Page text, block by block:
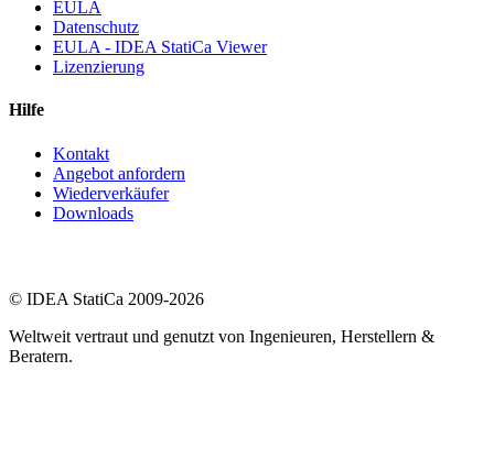
EULA
Datenschutz
EULA - IDEA StatiCa Viewer
Lizenzierung
Hilfe
Kontakt
Angebot anfordern
Wiederverkäufer
Downloads
© IDEA StatiCa 2009-2026
Weltweit vertraut und genutzt von Ingenieuren, Herstellern &
Beratern.